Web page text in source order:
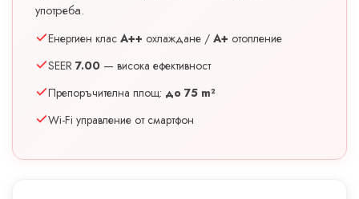
употреба.
Енергиен клас A++ охлаждане / A+ отопление
SEER 7.00 — висока ефективност
Препоръчителна площ: до 75 m²
Wi-Fi управление от смартфон